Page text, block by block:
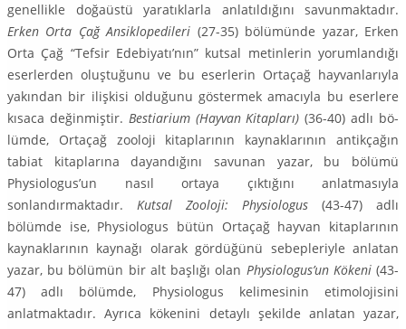
genellikle doğaüstü yaratıklarla anlatıldığını savunmaktadır.
Erken Orta Çağ Ansiklo­pedileri (27-35) bölümünde yazar, Erken
Orta Çağ “Tefsir Edebiyatı’nın” kutsal metinlerin yorum­landığı
eserlerden oluştuğunu ve bu eserlerin Ortaçağ hayvanlarıyla
yakından bir ilişkisi olduğunu göstermek amacıyla bu eserlere
kısaca değinmiştir. Bestiarium (Hayvan Kitapları) (36-40) adlı bö­
lümde, Ortaçağ zooloji kitaplarının kaynaklarının antikçağın
tabiat kitaplarına dayandığını savunan yazar, bu bölümü
Physiologus’un nasıl ortaya çıktığını anlatmasıyla
sonlandırmaktadır. Kutsal Zo­oloji: Physiologus (43-47) adlı
bölümde ise, Physiologus bütün Ortaçağ hayvan kitaplarının
kay­naklarının kaynağı olarak gördüğünü sebepleriyle anlatan
yazar, bu bölümün bir alt başlığı olan Physiologus’un Kökeni(43-
47) adlı bölümde, Physiologus kelimesinin etimolojisini
anlatmaktadır. Ayrıca kökenini detaylı şekilde anlatan yazar,